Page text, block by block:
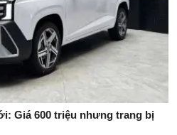
Giá 600 triệu nhưng trang bị